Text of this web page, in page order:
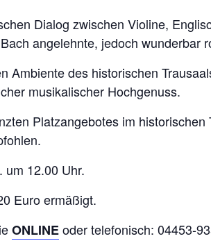
Dialog zwischen Violine,
angelehnte, jedoch wunderbar
Ambiente des historischen
musikalischer Hochgenuss.
Platzangebotes im historischen
um 12.00 Uhr.
Euro ermäßigt.
ONLINE oder telefonisch: 04453-